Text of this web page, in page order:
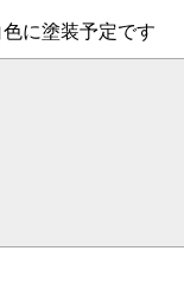
に塗装予定です